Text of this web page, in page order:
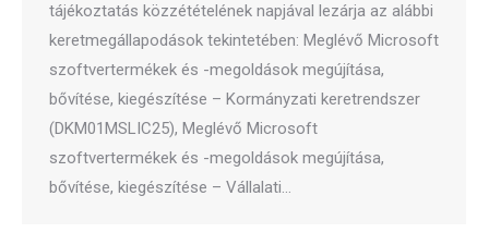
tájékoztatás közzétételének napjával lezárja az alábbi
keretmegállapodások tekintetében: Meglévő Microsoft
szoftvertermékek és -megoldások megújítása,
bővítése, kiegészítése – Kormányzati keretrendszer
(DKM01MSLIC25), Meglévő Microsoft
szoftvertermékek és -megoldások megújítása,
bővítése, kiegészítése – Vállalati…